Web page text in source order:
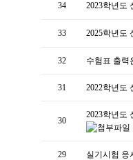
34 2023학년도
33 2025학년도
32 수험표 출력
31 2022학년도
30
2023학년도
29 실기시험 응